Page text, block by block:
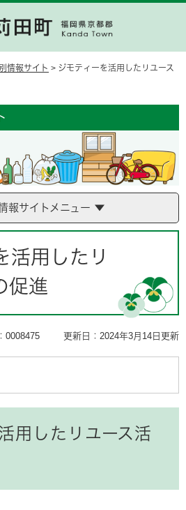
情報サイト > ジモティーを活用したリユース
報サイトメニュー
活用したリ
促進
0008475 更新日：2024年3月14日更新
用したリユース活